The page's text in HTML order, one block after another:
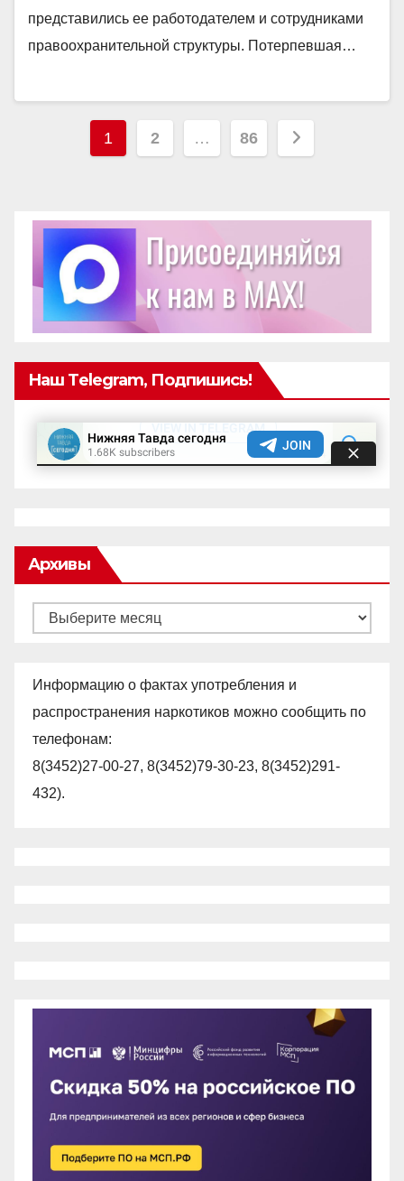
представились ее работодателем и сотрудниками
правоохранительной структуры. Потерпевшая…
Пагинация
1 2 … 86
Наш Telegram, Подпишись!
Архивы
Архивы
Информацию о фактах употребления и
распространения наркотиков можно сообщить по
телефонам:
8(3452)27-00-27, 8(3452)79-30-23, 8(3452)291-
432).